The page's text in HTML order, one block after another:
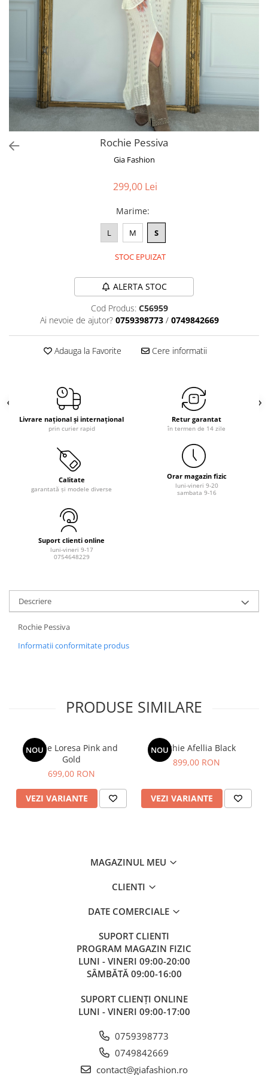
Pantaloni
Veste
Paltoane
Sacouri
Traditional
Rochie Pessiva
Gia Fashion
299,00 Lei
Marime:
L M S
STOC EPUIZAT
ALERTA STOC
Cod Produs: C56959
Ai nevoie de ajutor? 0759398773 / 0749842669
Adauga la Favorite Cere informatii
Livrare național și internațional
prin curier rapid
Retur garantat
în termen de 14 zile
Calitate
garantată și modele diverse
Orar magazin fizic
luni-vineri 9-20
sambata 9-16
Suport clienti online
luni-vineri 9-17
0754648229
Descriere
Rochie Pessiva
Informatii conformitate produs
PRODUSE SIMILARE
NOU
Rochie Loresa Pink and
Gold
699,00 RON
VEZI VARIANTE
NOU
Rochie Afellia Black
899,00 RON
VEZI VARIANTE
MAGAZINUL MEU
CLIENTI
DATE COMERCIALE
SUPORT CLIENTI
PROGRAM MAGAZIN FIZIC
LUNI - VINERI 09:00-20:00
SÂMBĂTĂ 09:00-16:00
SUPORT CLIENȚI ONLINE
LUNI - VINERI 09:00-17:00
0759398773
0749842669
contact@giafashion.ro